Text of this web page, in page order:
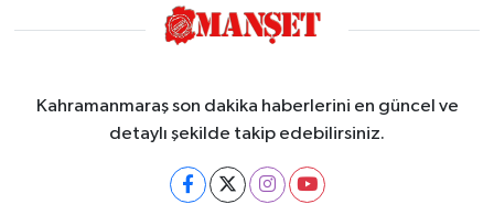
Kahramanmaraş son dakika haberlerini en güncel ve
detaylı şekilde takip edebilirsiniz.